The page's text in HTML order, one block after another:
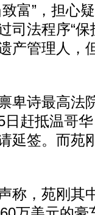
富”，担心
司法程序“保
产管理人，
诗最高法
赶抵温哥
延签。而苑
，苑刚其